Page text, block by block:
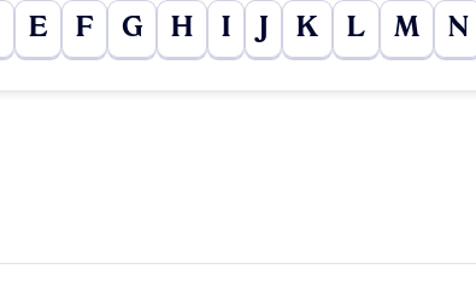
E F G H I K L M N